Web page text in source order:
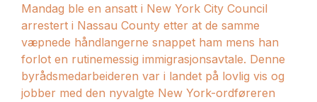
Mandag ble en ansatt i New York City Council
arrestert i Nassau County etter at de samme
væpnede håndlangerne snappet ham mens han
forlot en rutinemessig immigrasjonsavtale. Denne
byrådsmedarbeideren var i landet på lovlig vis og
jobber med den nyvalgte New York-ordføreren